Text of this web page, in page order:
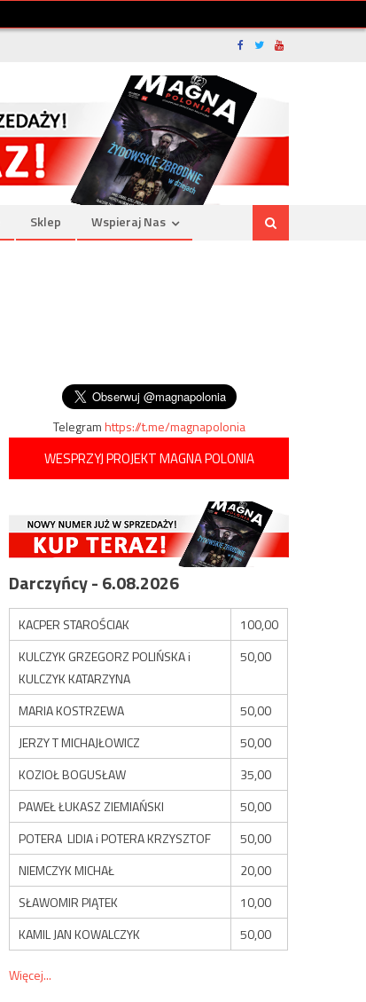
Sklep Wspieraj Nas
Telegramhttps://t.me/magnapolonia
WESPRZYJ PROJEKT MAGNA POLONIA
Darczyńcy - 6.08.2026
KACPER STAROŚCIAK
100,00
KULCZYK GRZEGORZ POLIŃSKA i
KULCZYK KATARZYNA
50,00
MARIA KOSTRZEWA
50,00
JERZY T MICHAJŁOWICZ
50,00
KOZIOŁ BOGUSŁAW
35,00
PAWEŁ ŁUKASZ ZIEMIAŃSKI
50,00
POTERA LIDIA i POTERA KRZYSZTOF
50,00
NIEMCZYK MICHAŁ
20,00
SŁAWOMIR PIĄTEK
10,00
KAMIL JAN KOWALCZYK
50,00
Więcej...